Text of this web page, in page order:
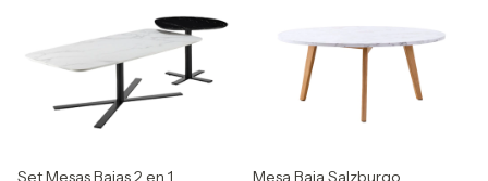
Set Mesas Bajas 2 en 1
Mesa Baja Salzburgo